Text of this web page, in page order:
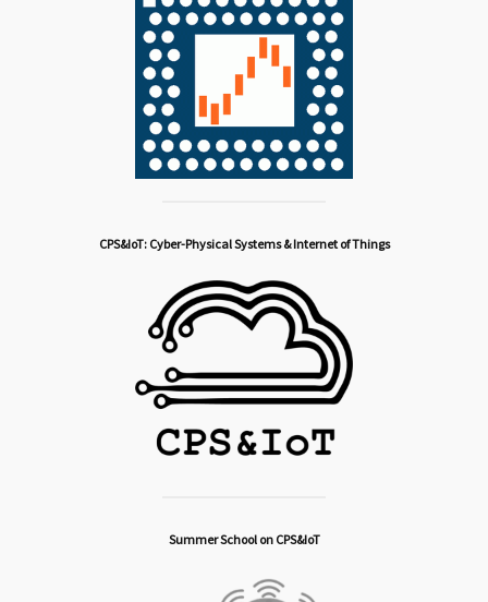
CPS&IoT: Cyber-Physical Systems & Internet of Things
Summer School on CPS&IoT